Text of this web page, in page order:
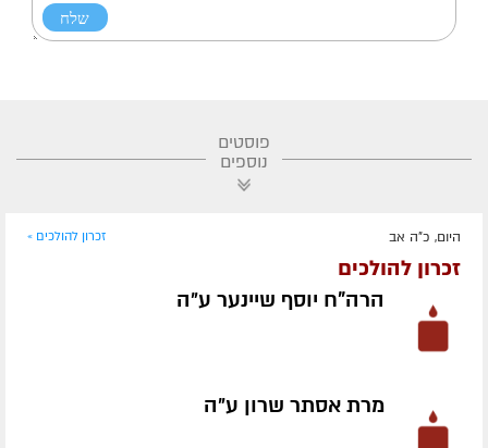
פוסטים
נוספים
היום, כ"ה אב זכרון להולכים »
זכרון להולכים
הרה"ח יוסף שיינער ע״ה
מרת אסתר שרון ע״ה